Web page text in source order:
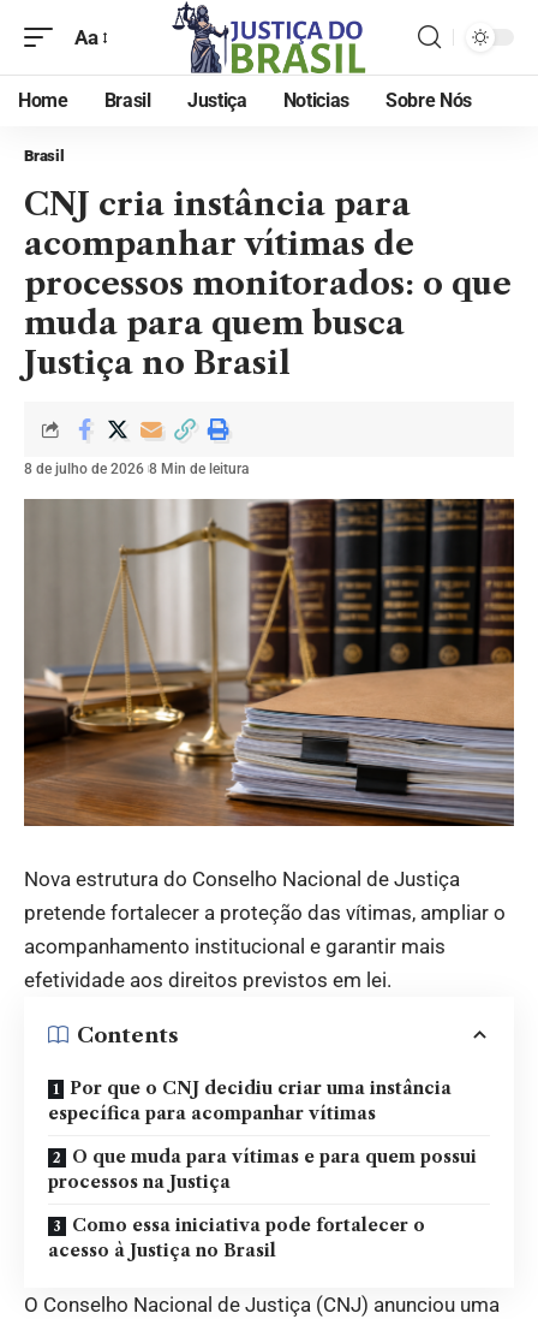
Aa
Home Brasil Justiça Noticias Sobre Nós
Brasil
CNJ cria instância para
acompanhar vítimas de
processos monitorados: o que
muda para quem busca
Justiça no Brasil
8 de julho de 2026 8 Min de leitura
Nova estrutura do Conselho Nacional de Justiça
pretende fortalecer a proteção das vítimas, ampliar o
acompanhamento institucional e garantir mais
efetividade aos direitos previstos em lei.
Contents
Por que o CNJ decidiu criar uma instância
específica para acompanhar vítimas
O que muda para vítimas e para quem possui
processos na Justiça
Como essa iniciativa pode fortalecer o
acesso à Justiça no Brasil
O Conselho Nacional de Justiça (CNJ) anunciou uma